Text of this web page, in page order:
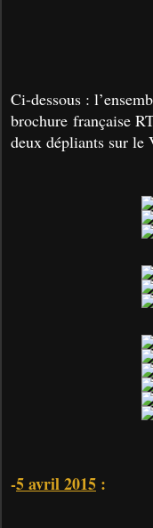
Ci-dessous :
brochure française
deux dépliants sur
-5 avril 2015 :